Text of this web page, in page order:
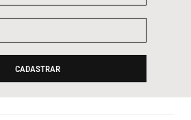
CADASTRAR